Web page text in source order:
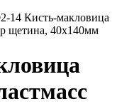
14 Кисть-макловица
щетина, 40х140мм